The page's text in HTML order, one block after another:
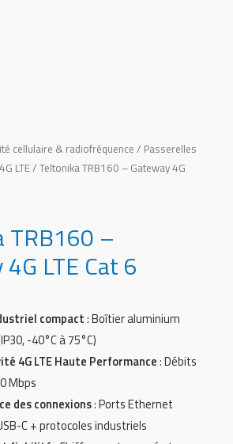
cellulaire & radiofréquence / Passerelles
LTE/ Teltonika TRB160 – Gateway 4G
TRB160 –
LTE Cat 6
compact: Boîtier aluminium
-40°C à 75°C)
4G LTE Haute Performance: Débits
Mbps
des connexions: Ports Ethernet
C + protocoles industriels